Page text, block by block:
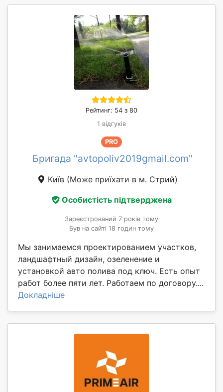
Рейтинг: 54 з 80
1 відгуків
PRO
Бригада "avtopoliv2019gmail.com"
Київ (Може приїхати в м. Стрий)
Особистість підтверджена
Зареєстрований 7 років тому
Був на сайті 18 годин тому
Мы занимаемся проектированием участков,
ландшафтный дизайн, озеленение и
установкой авто полива под ключ. Есть опыт
работ более пяти лет. Работаем по договору....
Докладніше